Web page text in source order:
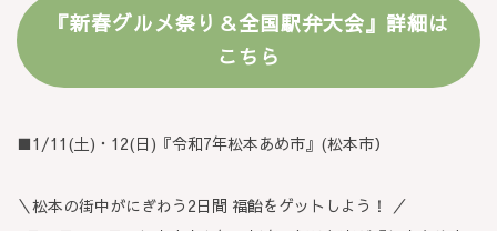
『新春グルメ祭り＆全国駅弁大会』 詳細は
こちら
■1/11(土) ・ 12(日)『令和7年松本あめ市』 (松本市）
＼松本の街中がにぎわう2日間 福飴をゲットしよう！ ／